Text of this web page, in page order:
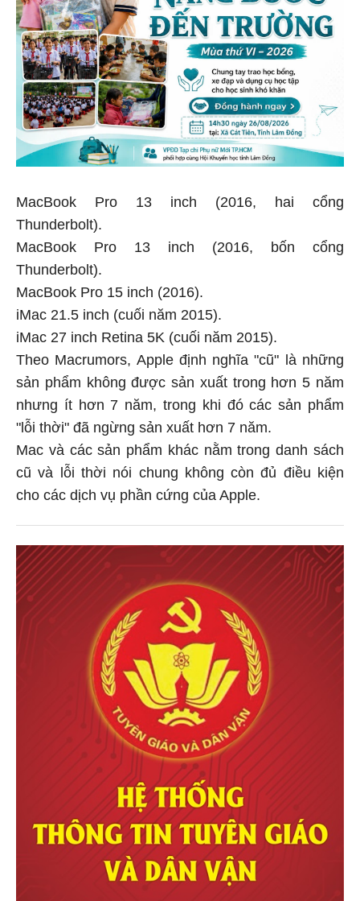
MacBook Pro 13 inch (2016, hai cổng
Thunderbolt).
MacBook Pro 13 inch (2016, bốn cổng
Thunderbolt).
MacBook Pro 15 inch (2016).
iMac 21.5 inch (cuối năm 2015).
iMac 27 inch Retina 5K (cuối năm 2015).
Theo Macrumors, Apple định nghĩa "cũ" là những
sản phẩm không được sản xuất trong hơn 5 năm
nhưng ít hơn 7 năm, trong khi đó các sản phẩm
"lỗi thời" đã ngừng sản xuất hơn 7 năm.
Mac và các sản phẩm khác nằm trong danh sách
cũ và lỗi thời nói chung không còn đủ điều kiện
cho các dịch vụ phần cứng của Apple.